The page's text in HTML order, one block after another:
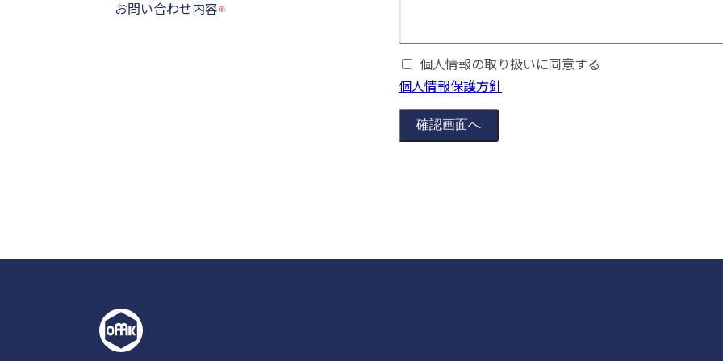
お問い合わせ内容
個人情報の取り扱いに同意する
個人情報保護方針